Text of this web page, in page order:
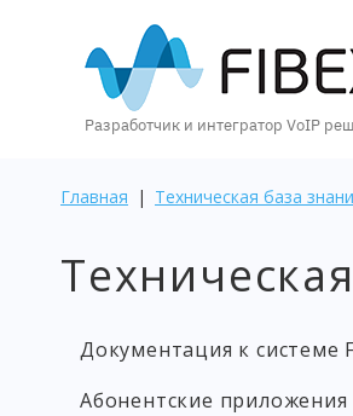
КОМПАНИЯ
УСЛУГИ
Разработчик и интегратор VoIP
Главная | Техническая база
Документация к системе
Абонентские приложения